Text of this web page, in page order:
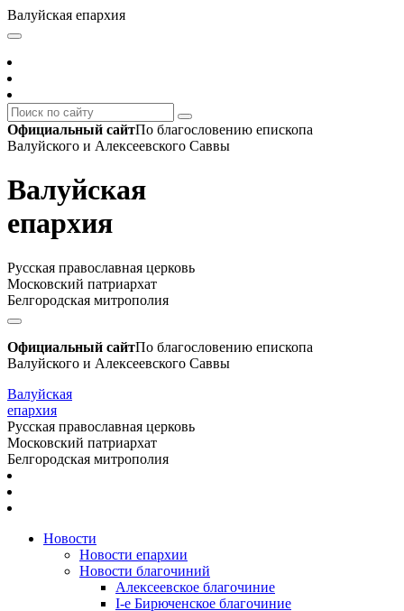
Валуйская епархия
Официальный сайтПо благословению епископа
Валуйского и Алексеевского Саввы
Валуйская
епархия
Русская православная церковь
Московский патриархат
Белгородская митрополия
Официальный сайтПо благословению епископа
Валуйского и Алексеевского Саввы
Валуйская
епархия
Русская православная церковь
Московский патриархат
Белгородская митрополия
Новости
Новости епархии
Новости благочиний
Алексеевское благочиние
I-е Бирюченское благочиние